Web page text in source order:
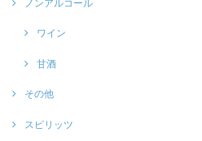
ノンアルコール
ワイン
甘酒
その他
スピリッツ